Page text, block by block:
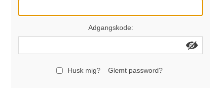
Adgangskode:
Husk mig? Glemt password?